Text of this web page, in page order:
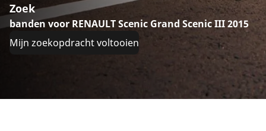
Zoek
banden voor RENAULT Scenic Grand Scenic III 2015
Mijn zoekopdracht voltooien